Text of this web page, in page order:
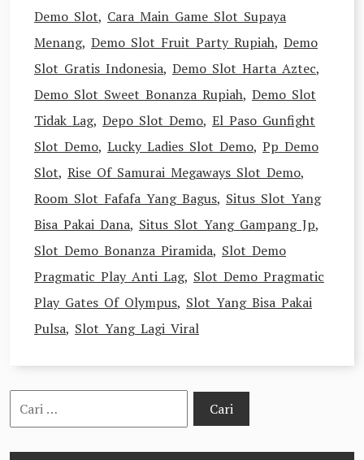
Demo Slot, Cara Main Game Slot Supaya
Menang, Demo Slot Fruit Party Rupiah, Demo
Slot Gratis Indonesia, Demo Slot Harta Aztec,
Demo Slot Sweet Bonanza Rupiah, Demo Slot
Tidak Lag, Depo Slot Demo, El Paso Gunfight
Slot Demo, Lucky Ladies Slot Demo, Pp Demo
Slot, Rise Of Samurai Megaways Slot Demo,
Room Slot Fafafa Yang Bagus, Situs Slot Yang
Bisa Pakai Dana, Situs Slot Yang Gampang Jp,
Slot Demo Bonanza Piramida, Slot Demo
Pragmatic Play Anti Lag, Slot Demo Pragmatic
Play Gates Of Olympus, Slot Yang Bisa Pakai
Pulsa, Slot Yang Lagi Viral
Cari
untuk: